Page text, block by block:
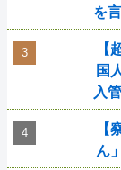
を
【
国
入
【
ん